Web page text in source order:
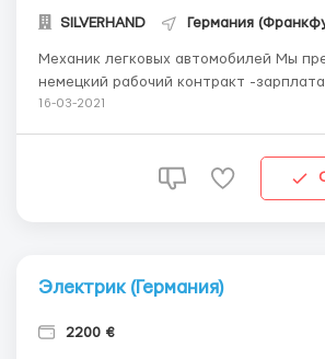
SILVERHAND Германия
Механик легковых автомобилей Мы предлагаем: -
немецкий рабочий контракт -зарплата 12,00 евро
брутто в час + 6 евро в час карманных -бесплатное
сообщим вам об этом) -наша
16-03-2021
Электрик (Германия)
2200 €